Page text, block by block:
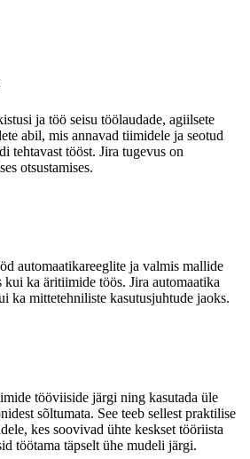
ja töö seisu töölaudade, agiilsete
abil, mis annavad tiimidele ja seotud
tehtavast tööst. Jira tugevus on
otsustamises.
automaatikareeglite ja valmis mallide
kui ka äritiimide töös. Jira automaatika
ka mittetehniliste kasutusjuhtude jaoks.
tööviiside järgi ning kasutada üle
sõltumata. See teeb sellest praktilise
kes soovivad ühte keskset tööriista
töötama täpselt ühe mudeli järgi.